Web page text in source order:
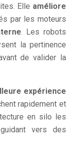
Elle améliore
par les moteurs
. Les robots
la pertinence
de valider la
expérience
rapidement et
en silo les
vers des